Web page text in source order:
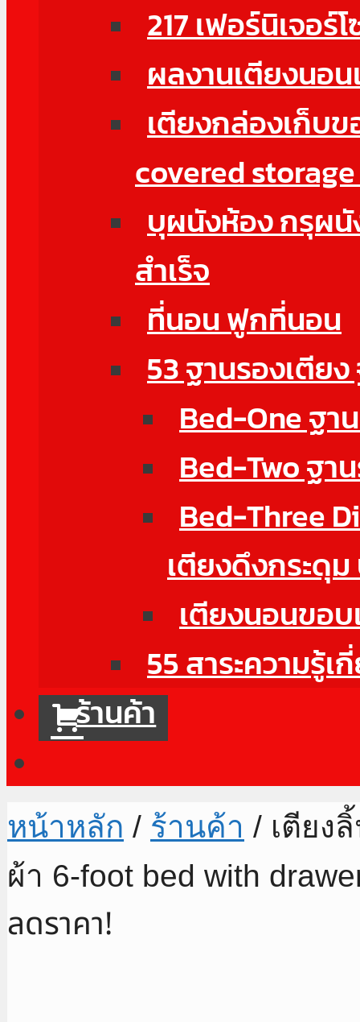
217 เฟอร์นิเจอร์
ผลงานเตียงนอ
เตียงกล่องเก็บ
covered
บุผนังห้อง กรุผนั
สำเร็จ
ที่นอน ฟูกที่นอน
53 ฐานรองเตีย
Bed-One ฐา
Bed-Two ฐ
Bed-Three
เตียงดึงกระดุ
เตียงนอนขอบ
55 สาระความรู้
ร้านค้า
หน้าหลัก / ร้านค้า / เตียง
ผ้า 6-foot bed with
ลดราคา!